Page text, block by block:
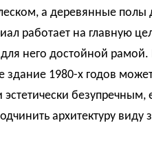
а деревянные полы
работает на главную
него достойной рамой.
здание 1980-х годов
безупречным,
архитектуру виду